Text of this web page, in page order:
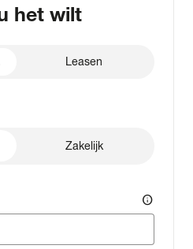
het wilt
Leasen
Zakelijk
info